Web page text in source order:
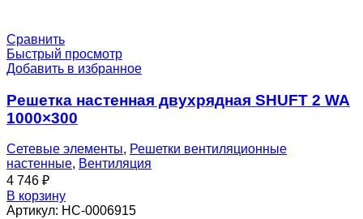
Сравнить
Быстрый просмотр
Добавить в избранное
Решетка настенная двухрядная SHUFT 2 WA
1000×300
Сетевые элементы, Решетки вентиляционные
настенные, Вентиляция
4 746 ₽
В корзину
Артикул: НС-0006915